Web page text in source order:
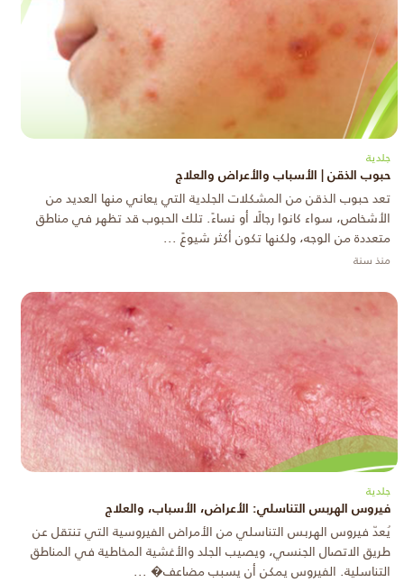
جلدية
حبوب الذقن | الأسباب والأعراض والعلاج
تعد حبوب الذقن من المشكلات الجلدية التي يعاني منها العديد من
الأشخاص، سواء كانوا رجالًا أو نساءً. تلك الحبوب قد تظهر في مناطق
متعددة من الوجه، ولكنها تكون أكثر شيوعً ...
منذ سنة
جلدية
فيروس الهربس التناسلي: الأعراض، الأسباب، والعلاج
يُعدّ فيروس الهربس التناسلي من الأمراض الفيروسية التي تنتقل عن
طريق الاتصال الجنسي، ويصيب الجلد والأغشية المخاطية في المناطق
التناسلية. الفيروس يمكن أن يسبب مضاعف� ...